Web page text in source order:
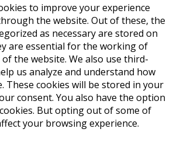
to improve your experience
the website. Out of these, the
as necessary are stored on
are essential for the working of
the website. We also use third-
us analyze and understand how
These cookies will be stored in your
consent. You also have the option
But opting out of some of
your browsing experience.